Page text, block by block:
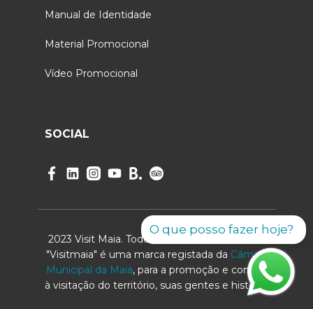
O que posso fazer hoje?
Manual de Identidade
Material Promocional
Vídeo Promocional
SOCIAL
2023 Visit Maia. Todos os direitos reservados.
"Visitmaia" é uma marca registada da Câmara
Municipal da Maia, para a promoção e convite
à visitação do território, suas gentes e história.